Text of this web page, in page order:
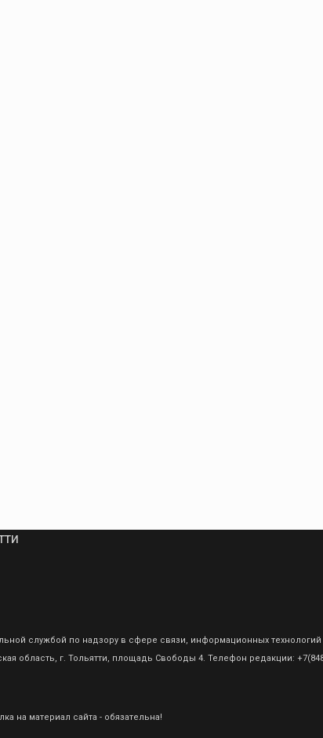
службой по надзору в сфере связи, информационных
область, г. Тольятти, площадь Свободы 4. Телефон редакции:
на материал сайта - обязательна!